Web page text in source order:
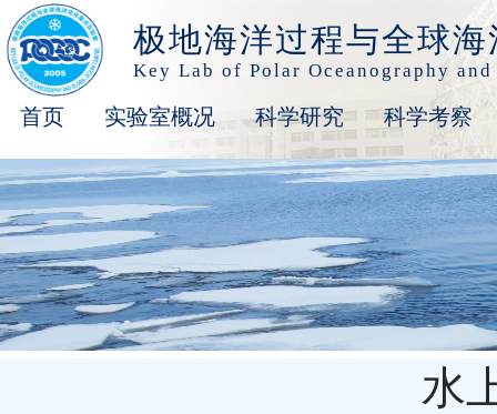
极地海洋过程与全球
Key Lab of Polar Oceanography
首页 实验室概况 科学研究 科学考察
水